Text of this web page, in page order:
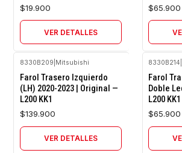
$19.900
VER DETALLES
$65.900
8330B209 Mitsubishi
Farol Trasero Izquierdo
(LH) 2020-2023 | Original —
L200 KK1
$139.900
VER DETALLES
8330B214
Farol
Doble
L200 KK1
$65.900